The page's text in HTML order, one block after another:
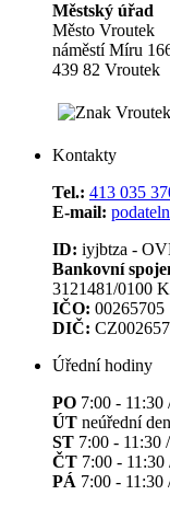
Městský úřad
Město Vroutek
náměstí Míru
439 82 Vroutek
Kontakty
Tel.: 413 035
E-mail:
ID: iyjbtza -
Bankovní
3121481/0100
IČO: 00265705
DIČ:
Úřední hodiny
PO 7:00 - 11:30
ÚT neúřední den
ST 7:00 - 11:30
ČT 7:00 -
PÁ 7:00 - 11:30